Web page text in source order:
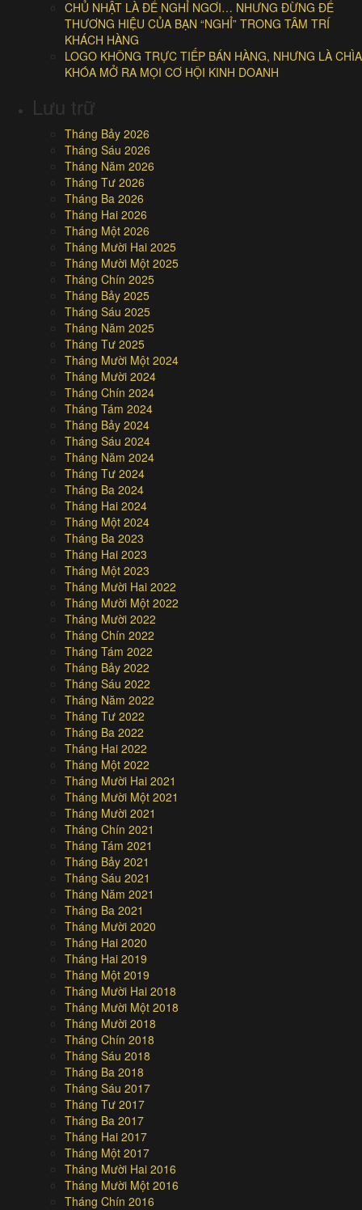
CHỦ NHẬT LÀ ĐỂ NGHỈ NGƠI… NHƯNG ĐỪNG ĐỂ
THƯƠNG HIỆU CỦA BẠN “NGHỈ” TRONG TÂM TRÍ
KHÁCH HÀNG
LOGO KHÔNG TRỰC TIẾP BÁN HÀNG, NHƯNG LÀ CHÌA
KHÓA MỞ RA MỌI CƠ HỘI KINH DOANH
Lưu trữ
Tháng Bảy 2026
Tháng Sáu 2026
Tháng Năm 2026
Tháng Tư 2026
Tháng Ba 2026
Tháng Hai 2026
Tháng Một 2026
Tháng Mười Hai 2025
Tháng Mười Một 2025
Tháng Chín 2025
Tháng Bảy 2025
Tháng Sáu 2025
Tháng Năm 2025
Tháng Tư 2025
Tháng Mười Một 2024
Tháng Mười 2024
Tháng Chín 2024
Tháng Tám 2024
Tháng Bảy 2024
Tháng Sáu 2024
Tháng Năm 2024
Tháng Tư 2024
Tháng Ba 2024
Tháng Hai 2024
Tháng Một 2024
Tháng Ba 2023
Tháng Hai 2023
Tháng Một 2023
Tháng Mười Hai 2022
Tháng Mười Một 2022
Tháng Mười 2022
Tháng Chín 2022
Tháng Tám 2022
Tháng Bảy 2022
Tháng Sáu 2022
Tháng Năm 2022
Tháng Tư 2022
Tháng Ba 2022
Tháng Hai 2022
Tháng Một 2022
Tháng Mười Hai 2021
Tháng Mười Một 2021
Tháng Mười 2021
Tháng Chín 2021
Tháng Tám 2021
Tháng Bảy 2021
Tháng Sáu 2021
Tháng Năm 2021
Tháng Ba 2021
Tháng Mười 2020
Tháng Hai 2020
Tháng Hai 2019
Tháng Một 2019
Tháng Mười Hai 2018
Tháng Mười Một 2018
Tháng Mười 2018
Tháng Chín 2018
Tháng Sáu 2018
Tháng Ba 2018
Tháng Sáu 2017
Tháng Tư 2017
Tháng Ba 2017
Tháng Hai 2017
Tháng Một 2017
Tháng Mười Hai 2016
Tháng Mười Một 2016
Tháng Chín 2016